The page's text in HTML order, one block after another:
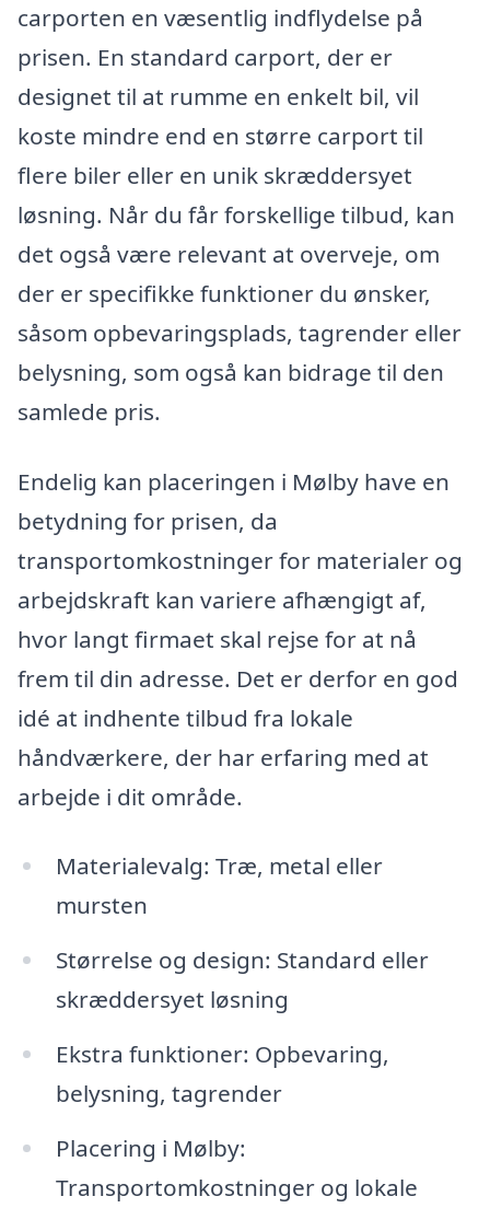
carporten en væsentlig indflydelse på
prisen. En standard carport, der er
designet til at rumme en enkelt bil, vil
koste mindre end en større carport til
flere biler eller en unik skræddersyet
løsning. Når du får forskellige tilbud, kan
det også være relevant at overveje, om
der er specifikke funktioner du ønsker,
såsom opbevaringsplads, tagrender eller
belysning, som også kan bidrage til den
samlede pris.
Endelig kan placeringen i Mølby have en
betydning for prisen, da
transportomkostninger for materialer og
arbejdskraft kan variere afhængigt af,
hvor langt firmaet skal rejse for at nå
frem til din adresse. Det er derfor en god
idé at indhente tilbud fra lokale
håndværkere, der har erfaring med at
arbejde i dit område.
Materialevalg: Træ, metal eller
mursten
Størrelse og design: Standard eller
skræddersyet løsning
Ekstra funktioner: Opbevaring,
belysning, tagrender
Placering i Mølby:
Transportomkostninger og lokale